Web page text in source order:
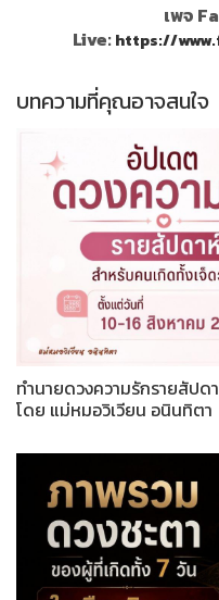
เพจ
Live:https://
บทความที่คุณอาจสนใจ
ทำนายดวงความรักรายสัปด
โดย แม่หมอวิเวียน อนินทิตา